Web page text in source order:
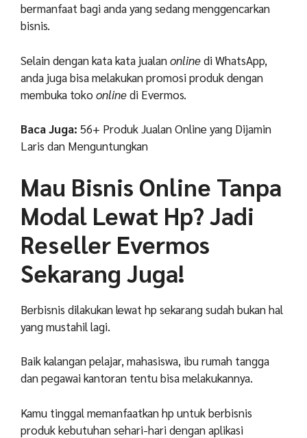
bermanfaat bagi anda yang sedang menggencarkan
bisnis.
Selain dengan kata kata jualanonlinedi WhatsApp,
anda juga bisa melakukan promosi produk dengan
membuka tokoonlinedi Evermos.
Baca Juga: 56+ Produk Jualan Online yang Dijamin
Laris dan Menguntungkan
Mau Bisnis Online Tanpa
Modal Lewat Hp? Jadi
Reseller Evermos
Sekarang Juga!
Berbisnis dilakukan lewat hp sekarang sudah bukan hal
yang mustahil lagi.
Baik kalangan pelajar, mahasiswa, ibu rumah tangga
dan pegawai kantoran tentu bisa melakukannya.
Kamu tinggal memanfaatkan hp untuk berbisnis
produk kebutuhan sehari-hari dengan aplikasi